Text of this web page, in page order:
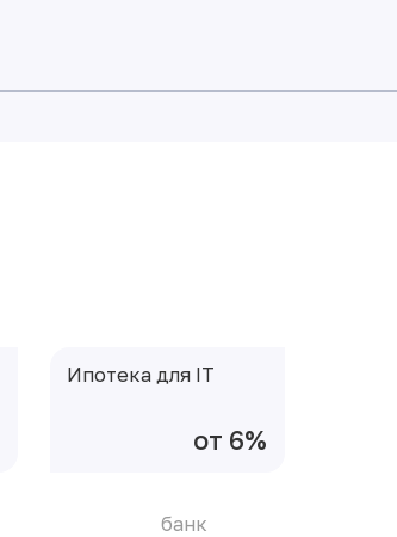
Ипотека для IT
от 6%
банк